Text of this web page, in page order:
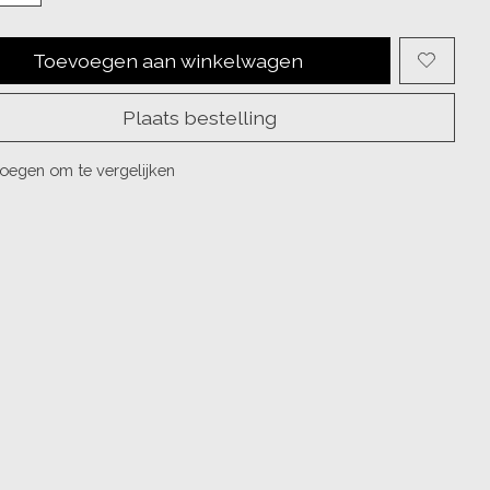
Toevoegen aan winkelwagen
Plaats bestelling
om te vergelijken